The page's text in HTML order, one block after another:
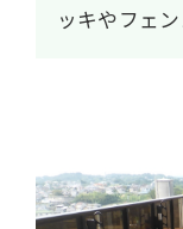
ッキやフェ